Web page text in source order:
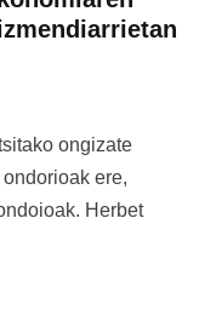
ongizate
ere,
Herbet